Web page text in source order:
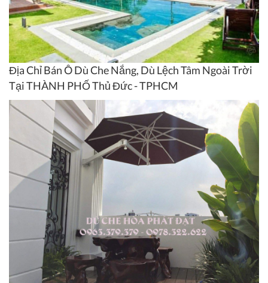
Địa Chỉ Bán Ô Dù Che Nắng, Dù Lệch Tâm Ngoài Trời
Tại THÀNH PHỐ Thủ Đức - TPHCM